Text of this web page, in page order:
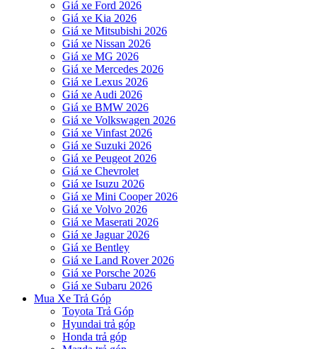
Giá xe Ford 2026
Giá xe Kia 2026
Giá xe Mitsubishi 2026
Giá xe Nissan 2026
Giá xe MG 2026
Giá xe Mercedes 2026
Giá xe Lexus 2026
Giá xe Audi 2026
Giá xe BMW 2026
Giá xe Volkswagen 2026
Giá xe Vinfast 2026
Giá xe Suzuki 2026
Giá xe Peugeot 2026
Giá xe Chevrolet
Giá xe Isuzu 2026
Giá xe Mini Cooper 2026
Giá xe Volvo 2026
Giá xe Maserati 2026
Giá xe Jaguar 2026
Giá xe Bentley
Giá xe Land Rover 2026
Giá xe Porsche 2026
Giá xe Subaru 2026
Mua Xe Trả Góp
Toyota Trả Góp
Hyundai trả góp
Honda trả góp